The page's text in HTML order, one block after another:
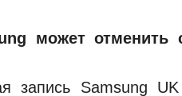
может отменить
запись Samsung